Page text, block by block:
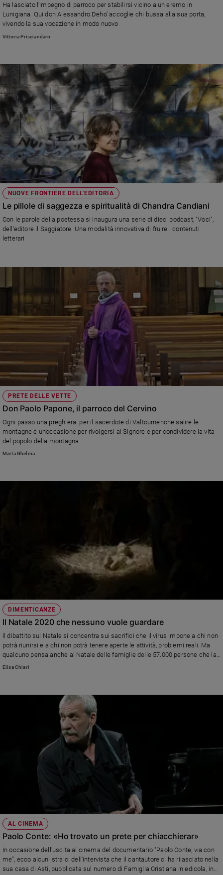
Ha lasciato l’impegno di parroco per stabilirsi vicino a un eremo in
Lunigiana. Qui don Alessandro Deho’ accoglie chi bussa alla sua porta,
vivendo la sua vocazione in modo nuovo
Vittoria Prisciandaro
NUOVE FRONTIERE DELL'EDITORIA
Le pillole di saggezza e spiritualità di Chandra Candiani
Con le parole della poetessa si inaugura una serie di dieci podcast, "Voci",
dell'editore il Saggiatore. Una modalità innovativa di fruire i contenuti
letterari
PRETE DELLE VETTE
Don Paolo Papone, il parroco del Cervino
Ogni passo una preghiera: per il sacerdote di Valtournenche salire le
montagne è un’occasione per rivolgersi al Signore e per condividere la vita
del popolo della montagna
Marta Ghelma
DIMENTICANZE
Il Natale 2020 che nessuno vuole guardare
Il dibattito sul Natale si concentra sui sacrifici che il virus impone a chi non
potrà riunirsi e a chi non potrà tenere aperte le attività, problemi reali. Ma
qualcuno pensa anche al Natale delle famiglie delle 57.000 persone che la
Covid-19 si è portata via?
Elisa Chiari
AL CINEMA
Paolo Conte: «Ho trovato un prete per chiacchierar»
In occasione dell'uscita al cinema del documentario "Paolo Conte, via con
me”, ecco alcuni stralci dell'intervista che il cantautore ci ha rilasciato nella
sua casa di Asti, pubblicata sul numero di Famiglia Cristiana in edicola, in